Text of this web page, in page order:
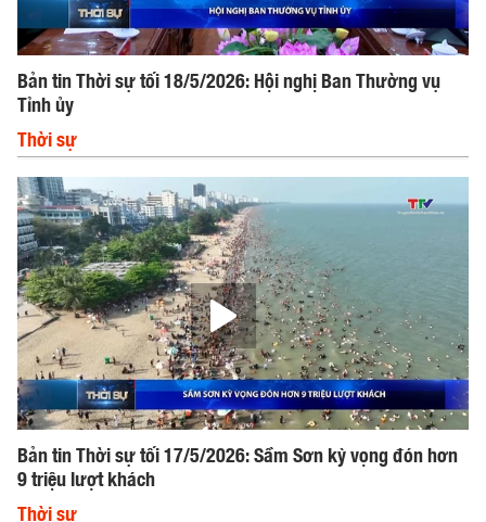
Bản tin Thời sự tối 18/5/2026: Hội nghị Ban Thường vụ
Tỉnh ủy
Thời sự
Bản tin Thời sự tối 17/5/2026: Sầm Sơn kỳ vọng đón hơn
9 triệu lượt khách
Thời sự